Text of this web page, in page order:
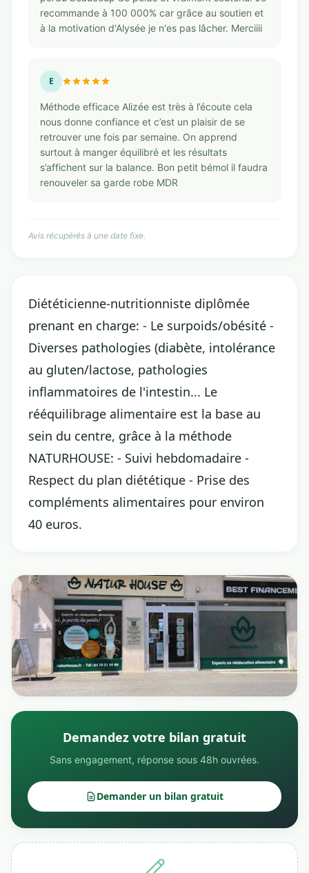
recommande à 100 000% car grâce au soutien et
à la motivation d'Alysée je n'es pas lâcher. Merciiii
E
Méthode efficace Alizée est très à l’écoute cela
nous donne confiance et c’est un plaisir de se
retrouver une fois par semaine. On apprend
surtout à manger équilibré et les résultats
s’affichent sur la balance. Bon petit bémol il faudra
renouveler sa garde robe MDR
Avis récupérés à une date fixe.
Diététicienne-nutritionniste diplômée
prenant en charge: - Le surpoids/obésité -
Diverses pathologies (diabète, intolérance
au gluten/lactose, pathologies
inflammatoires de l'intestin... Le
rééquilibrage alimentaire est la base au
sein du centre, grâce à la méthode
NATURHOUSE: - Suivi hebdomadaire -
Respect du plan diététique - Prise des
compléments alimentaires pour environ
40 euros.
Demandez votre bilan gratuit
Sans engagement, réponse sous 48h ouvrées.
Demander un bilan gratuit